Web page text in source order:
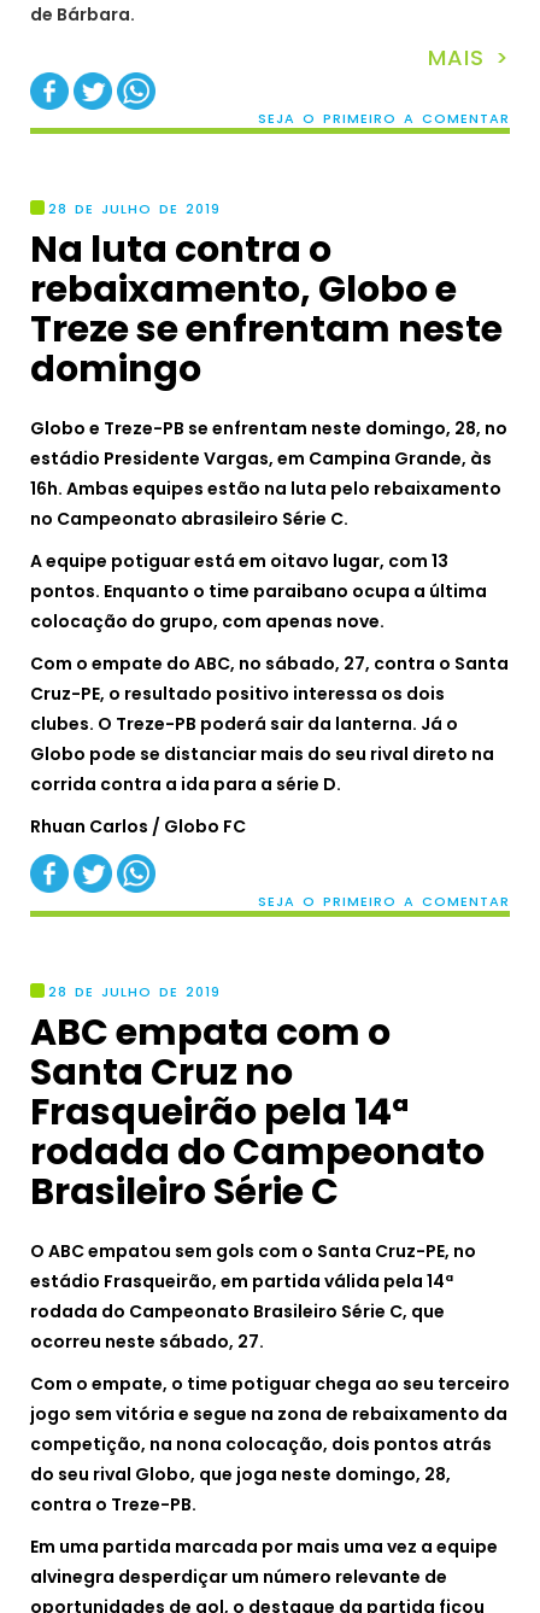
de Bárbara.
MAIS >
SEJA O PRIMEIRO A COMENTAR
28 DE JULHO DE 2019
Na luta contra o
rebaixamento, Globo e
Treze se enfrentam neste
domingo
Globo e Treze-PB se enfrentam neste domingo, 28, no
estádio Presidente Vargas, em Campina Grande, às
16h. Ambas equipes estão na luta pelo rebaixamento
no Campeonato abrasileiro Série C.
A equipe potiguar está em oitavo lugar, com 13
pontos. Enquanto o time paraibano ocupa a última
colocação do grupo, com apenas nove.
Com o empate do ABC, no sábado, 27, contra o Santa
Cruz-PE, o resultado positivo interessa os dois
clubes. O Treze-PB poderá sair da lanterna. Já o
Globo pode se distanciar mais do seu rival direto na
corrida contra a ida para a série D.
Rhuan Carlos / Globo FC
SEJA O PRIMEIRO A COMENTAR
28 DE JULHO DE 2019
ABC empata com o
Santa Cruz no
Frasqueirão pela 14ª
rodada do Campeonato
Brasileiro Série C
O ABC empatou sem gols com o Santa Cruz-PE, no
estádio Frasqueirão, em partida válida pela 14ª
rodada do Campeonato Brasileiro Série C, que
ocorreu neste sábado, 27.
Com o empate, o time potiguar chega ao seu terceiro
jogo sem vitória e segue na zona de rebaixamento da
competição, na nona colocação, dois pontos atrás
do seu rival Globo, que joga neste domingo, 28,
contra o Treze-PB.
Em uma partida marcada por mais uma vez a equipe
alvinegra desperdiçar um número relevante de
oportunidades de gol, o destaque da partida ficou